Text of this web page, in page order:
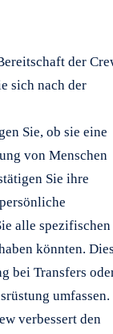
der
sich nach der
Sie, ob sie eine
von Menschen
Sie ihre
alle spezifischen
könnten.
bei Transfers
umfassen.
verbessert den